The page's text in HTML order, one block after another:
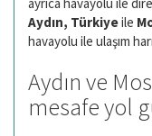
Aydın, Türkiyeile
havayolu ile ulaşım
Aydın ve
mesafe yol